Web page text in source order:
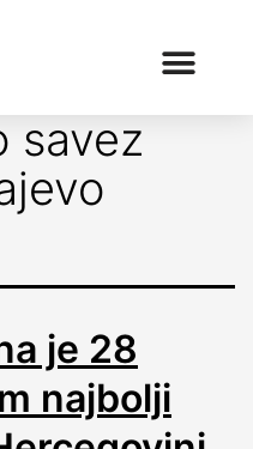
savez
je 28
najbolji